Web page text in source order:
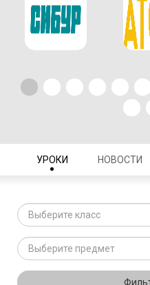
УРОКИ НОВОСТИ
Выберите класс
Выберите предмет